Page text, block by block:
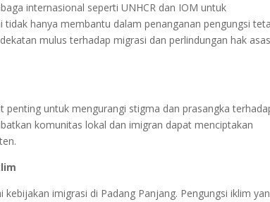
internasional seperti UNHCR dan IOM untuk
hanya membantu dalam penanganan pengungsi
mulus terhadap migrasi dan perlindungan hak
untuk mengurangi stigma dan prasangka
komunitas lokal dan imigran dapat menciptakan
imigrasi di Padang Panjang. Pengungsi iklim